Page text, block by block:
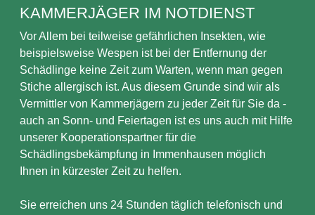
KAMMERJÄGER IM NOTDIENST
Vor Allem bei teilweise gefährlichen Insekten, wie
beispielsweise Wespen ist bei der Entfernung der
Schädlinge keine Zeit zum Warten, wenn man gegen
Stiche allergisch ist. Aus diesem Grunde sind wir als
Vermittler von Kammerjägern zu jeder Zeit für Sie da -
auch an Sonn- und Feiertagen ist es uns auch mit Hilfe
unserer Kooperationspartner für die
Schädlingsbekämpfung in Immenhausen möglich
Ihnen in kürzester Zeit zu helfen.
Sie erreichen uns 24 Stunden täglich telefonisch und